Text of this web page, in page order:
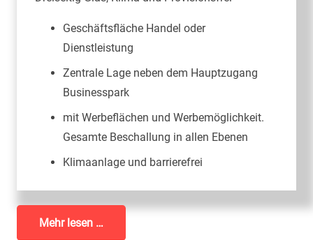
Geschäftsfläche Handel oder
Dienstleistung
Zentrale Lage neben dem Hauptzugang
Businesspark
mit Werbeflächen und Werbemöglichkeit.
Gesamte Beschallung in allen Ebenen
Klimaanlage und barrierefrei
Mehr lesen …